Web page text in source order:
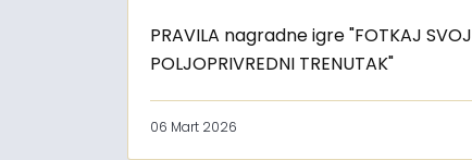
PRAVILA nagradne igre "FOTKAJ SVOJ
POLJOPRIVREDNI TRENUTAK"
06 Mart 2026